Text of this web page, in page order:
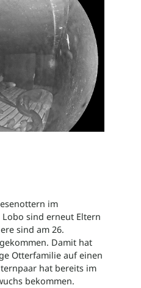
im
sind erneut Eltern
sind am 26.
Damit hat
Otterfamilie auf einen
hat bereits im
bekommen.